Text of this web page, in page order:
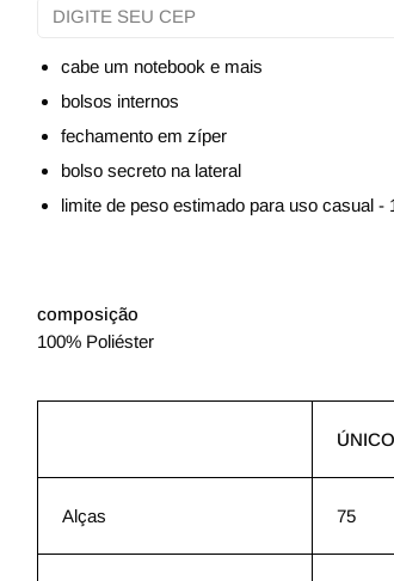
cabe um notebook e mais
bolsos internos
fechamento em zíper
bolso secreto na lateral
limite de peso estimado para uso casual -
composição
100% Poliéster
ÚNICO
Alças 75